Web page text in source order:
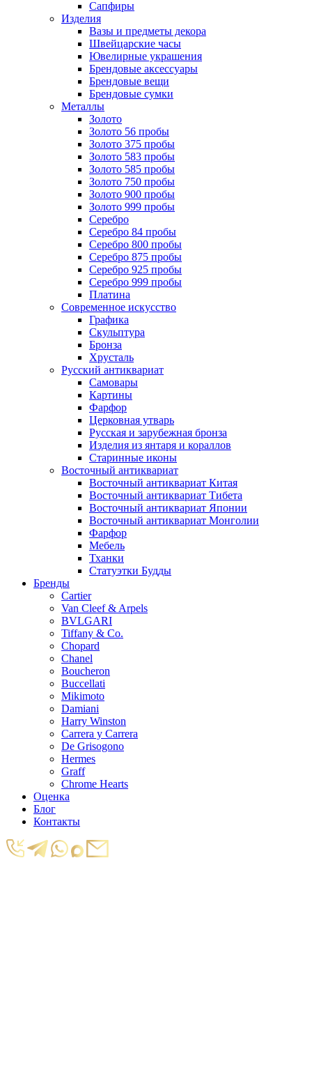
Сапфиры
Изделия
Вазы и предметы декора
Швейцарские часы
Ювелирные украшения
Брендовые аксессуары
Брендовые вещи
Брендовые сумки
Металлы
Золото
Золото 56 пробы
Золото 375 пробы
Золото 583 пробы
Золото 585 пробы
Золото 750 пробы
Золото 900 пробы
Золото 999 пробы
Серебро
Серебро 84 пробы
Серебро 800 пробы
Серебро 875 пробы
Серебро 925 пробы
Серебро 999 пробы
Платина
Современное искусство
Графика
Скульптура
Бронза
Хрусталь
Русский антиквариат
Самовары
Картины
Фарфор
Церковная утварь
Русская и зарубежная бронза
Изделия из янтаря и кораллов
Старинные иконы
Восточный антиквариат
Восточный антиквариат Китая
Восточный антиквариат Тибета
Восточный антиквариат Японии
Восточный антиквариат Монголии
Фарфор
Мебель
Тханки
Статуэтки Будды
Бренды
Cartier
Van Cleef & Arpels
BVLGARI
Tiffany & Co.
Chopard
Chanel
Boucheron
Buccellati
Mikimoto
Damiani
Harry Winston
Carrera y Carrera
De Grisogono
Hermes
Graff
Chrome Hearts
Оценка
Блог
Контакты